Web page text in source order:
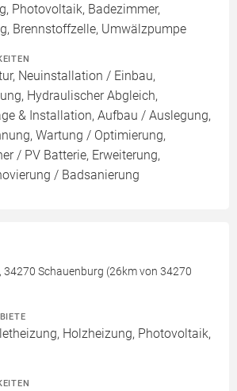
Photovoltaik, Badezimmer,
Brennstoffzelle, Umwälzpumpe
Neuinstallation / Einbau,
Hydraulischer Abgleich,
& Installation, Aufbau / Auslegung,
Wartung / Optimierung,
/ PV Batterie, Erweiterung,
/ Badsanierung
34270 Schauenburg (26km von 34270
Holzheizung, Photovoltaik,